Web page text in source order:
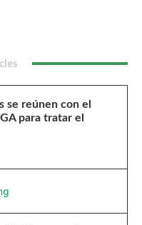
se reúnen con el
para tratar el